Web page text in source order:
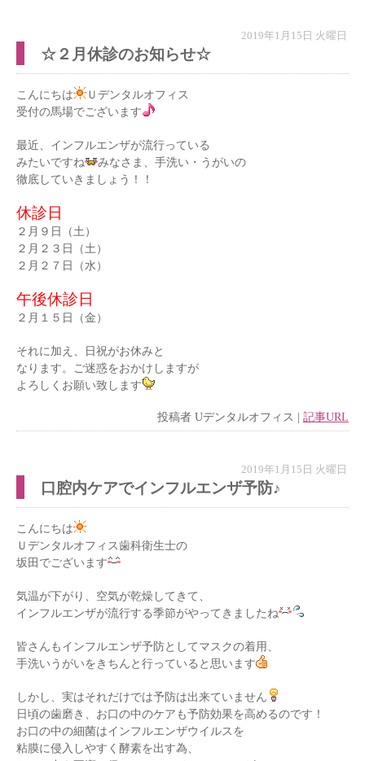
2019年1月15日 火曜日
☆２月休診のお知らせ☆
こんにちは
Ｕデンタルオフィス
受付の馬場でございます
最近、インフルエンザが流行っている
みたいですね
みなさま、手洗い・うがいの
徹底していきましょう！！
休診日
２月９日（土）
２月２３日（土）
２月２７日（水）
午後休診日
２月１５日（金）
それに加え、日祝がお休みと
なります。ご迷惑をおかけしますが
よろしくお願い致します
投稿者 Uデンタルオフィス | 記事URL
2019年1月15日 火曜日
口腔内ケアでインフルエンザ予防♪
こんにちは
Ｕデンタルオフィス歯科衛生士の
坂田でございます
気温が下がり、空気が乾燥してきて、
インフルエンザが流行する季節がやってきましたね
皆さんもインフルエンザ予防としてマスクの着用、
手洗いうがいをきちんと行っていると思います
しかし、実はそれだけでは予防は出来ていません
日頃の歯磨き、お口の中のケアも予防効果を高めるのです！
お口の中の細菌はインフルエンザウイルスを
粘膜に侵入しやすく酵素を出す為、